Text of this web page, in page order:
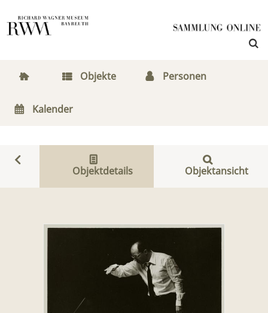
Objekte Personen
Kalender
Objektdetails Objektansicht